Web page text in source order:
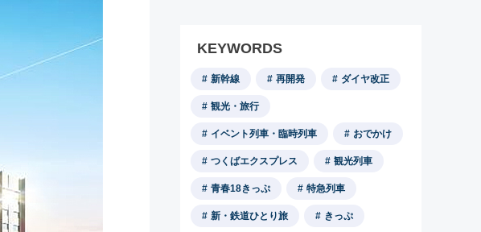
KEYWORDS
新幹線 再開発 ダイヤ改正
観光・旅行
イベント列車・臨時列車 おでかけ
つくばエクスプレス 観光列車
青春18きっぷ 特急列車
新・鉄道ひとり旅 きっぷ